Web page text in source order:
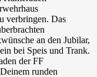
verbringen. Das
an den Jubilar,
bei Speis und Trank.
der FF
runden